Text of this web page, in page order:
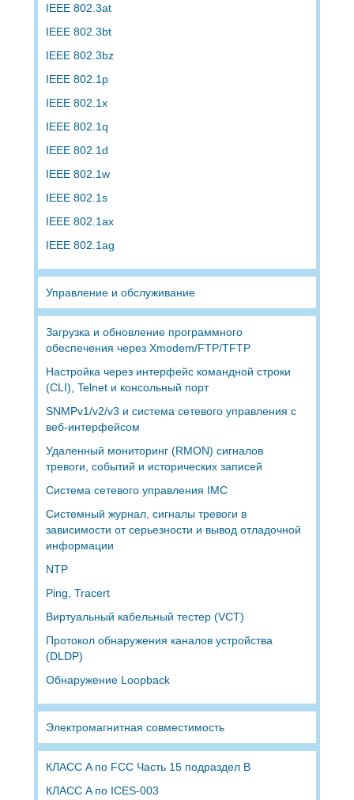
IEEE 802.3at
IEEE 802.3bt
IEEE 802.3bz
IEEE 802.1p
IEEE 802.1x
IEEE 802.1q
IEEE 802.1d
IEEE 802.1w
IEEE 802.1s
IEEE 802.1ax
IEEE 802.1ag
Управление и обслуживание
Загрузка и обновление программного
обеспечения через Xmodem/FTP/TFTP
Настройка через интерфейс командной строки
(CLI), Telnet и консольный порт
SNMPv1/v2/v3 и система сетевого управления с
веб-интерфейсом
Удаленный мониторинг (RMON) сигналов
тревоги, событий и исторических записей
Система сетевого управления IMC
Системный журнал, сигналы тревоги в
зависимости от серьезности и вывод отладочной
информации
NTP
Ping, Tracert
Виртуальный кабельный тестер (VCT)
Протокол обнаружения каналов устройства
(DLDP)
Обнаружение Loopback
Электромагнитная совместимость
КЛАСС A по FCC Часть 15 подраздел B
КЛАСС A по ICES-003